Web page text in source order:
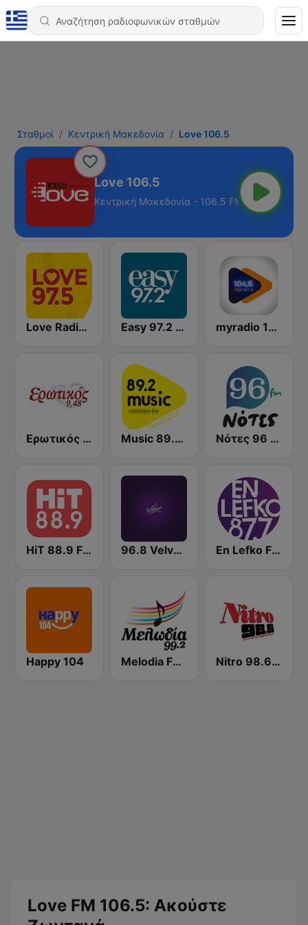
Σταθμοί Κεντρική Μακεδονία Love 106.5
Love 106.5
Κεντρική Μακεδονία - 106.5 FM
Love Radio 97.5 Easy 97.2 FM myradio 104.6 FM
Ερωτικός FM Music 89.2 FM Νότες 96 FM - απλά ελληνικά!
HiT 88.9 FM 96.8 Velvet FM En Lefko FM (εν λευκω)
Happy 104 Melodia FM (Μελωδία 99.2) Nitro 98.6 FM
Love FM 106.5: Ακούστε